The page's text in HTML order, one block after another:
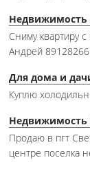
Сниму квартиру
Андрей
Для дома и
Куплю
Продаю в пгт
центре поселка